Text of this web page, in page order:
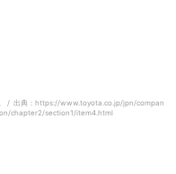
。 / 出典：https://www.toyota.co.jp/jpn/compan
chapter2/section1/item4.html